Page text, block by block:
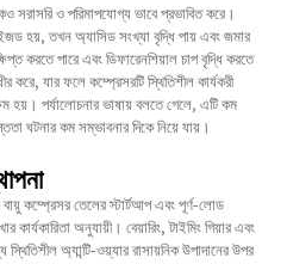
সরাসরি ও পরিমাপযোগ্য ভাবে প্রভাবিত করে।
হয়, তখন অ্যাসিড সংখ্যা বৃদ্ধি পায় এবং জমার
করতে পারে এবং ডিফারেনশিয়াল চাপ বৃদ্ধি করতে
করে, যার ফলে কম্প্রেসরটি স্থিতিশীল কার্যকরী
হয়। পর্যালোচনার ভাষায় বলতে গেলে, এটি কম
ঘটনার কম সম্ভাবনার দিকে নিয়ে যায়।
কম্প্রেসর তেলের স্টার্টআপ এবং পূর্ণ-লোড
অনুযায়ী। বেয়ারিং, টাইমিং গিয়ার এবং
অ্যান্টি-ওয়্যার রাসায়নিক উপাদানের উপর